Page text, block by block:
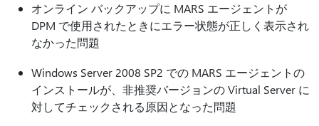
オンライン バックアップに MARS エージェントが
DPM で使用されたときにエラー状態が正しく表示され
なかった問題
Windows Server 2008 SP2 での MARS エージェントの
インストールが、非推奨バージョンの Virtual Server に
対してチェックされる原因となった問題